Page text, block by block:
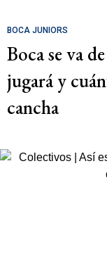
BOCA JUNIORS
Boca se va
jugará y
cancha